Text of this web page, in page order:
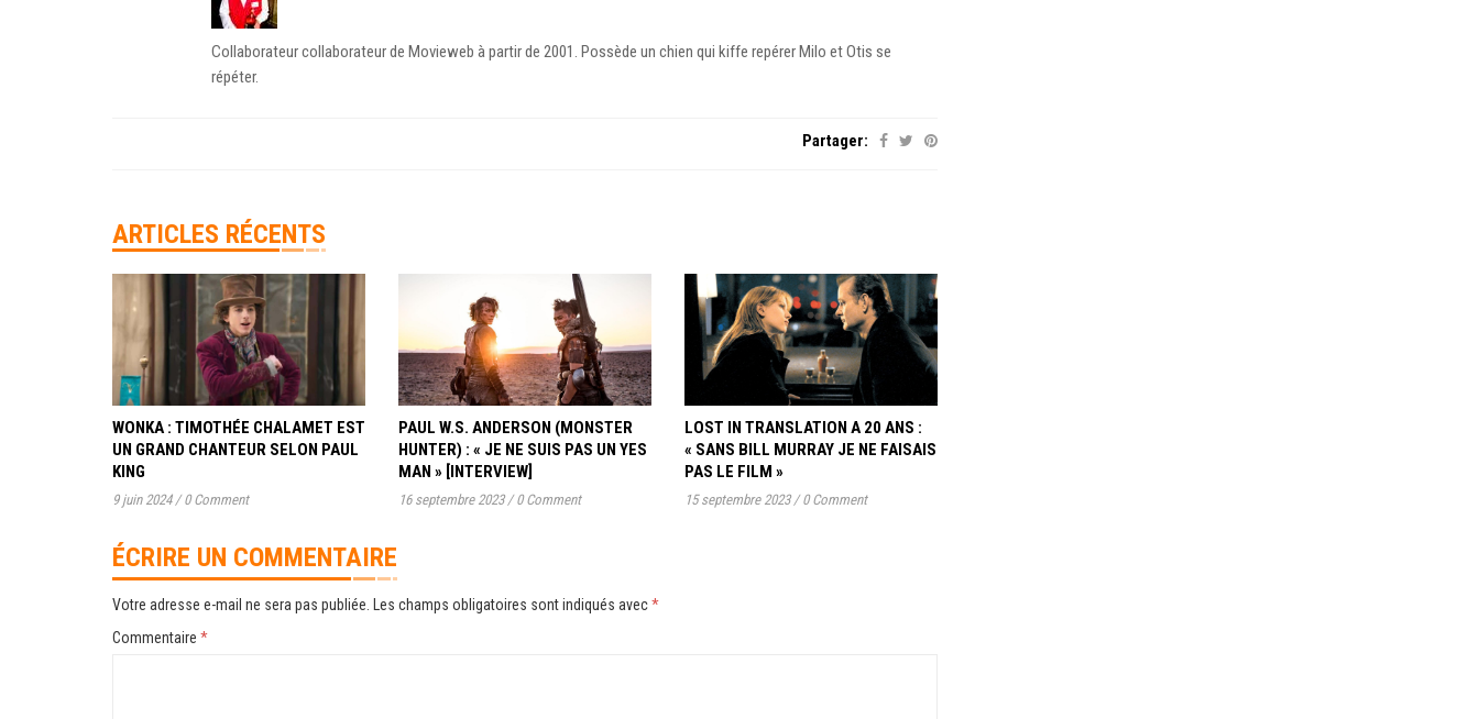
Collaborateur collaborateur de Movieweb à partir de 2001. Possède un chien qui kiffe repérer Milo et Otis se
répéter.
Partager:
ARTICLES RÉCENTS
WONKA : TIMOTHÉE CHALAMET EST
UN GRAND CHANTEUR SELON PAUL
KING
9 juin 2024 / 0 Comment
PAUL W.S. ANDERSON (MONSTER
HUNTER) : « JE NE SUIS PAS UN YES
MAN » [INTERVIEW]
16 septembre 2023 / 0 Comment
LOST IN TRANSLATION A 20 ANS :
« SANS BILL MURRAY JE NE FAISAIS
PAS LE FILM »
15 septembre 2023 / 0 Comment
ÉCRIRE UN COMMENTAIRE
Votre adresse e-mail ne sera pas publiée. Les champs obligatoires sont indiqués avec*
Commentaire *